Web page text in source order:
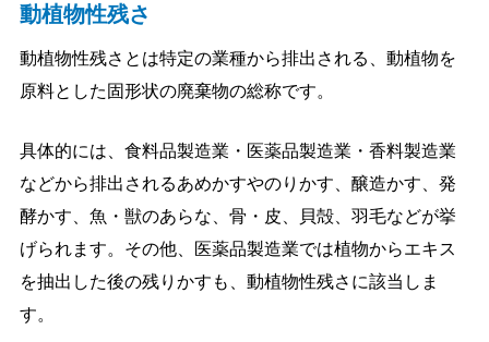
動植物性残さ
動植物性残さとは特定の業種から排出される、動植物を
原料とした固形状の廃棄物の総称です。
具体的には、食料品製造業・医薬品製造業・香料製造業
などから排出されるあめかすやのりかす、醸造かす、発
酵かす、魚・獣のあらな、骨・皮、貝殻、羽毛などが挙
げられます。その他、医薬品製造業では植物からエキス
を抽出した後の残りかすも、動植物性残さに該当しま
す。